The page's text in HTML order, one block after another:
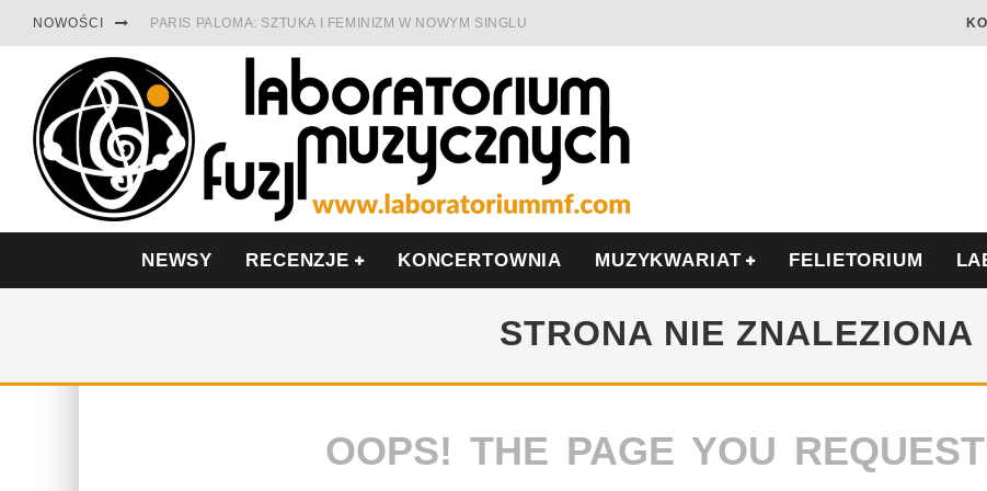
NOWOŚCI PARIS PALOMA: SZTUKA I FEMINIZM W NOWYM SINGLU
TABULA RASA Z SINGLEM DIAMENTY. SAMOTNOŚĆ I OPÓR
CINNAMON GUM MIĘDZY SOULEM A PAMIĘCIĄ
FRANCUSKI PROG METAL WEDŁUG DUALISIS
LESZEK KUŁAKOWSKI NAGRAŁ JAZZFONIĘ O POLSCE
NEWSY RECENZJE KONCERTOWNIA MUZYKWARIAT FELIETORIUM
STRONA NIE ZNALEZIONA
OOPS! THE PAGE YOU